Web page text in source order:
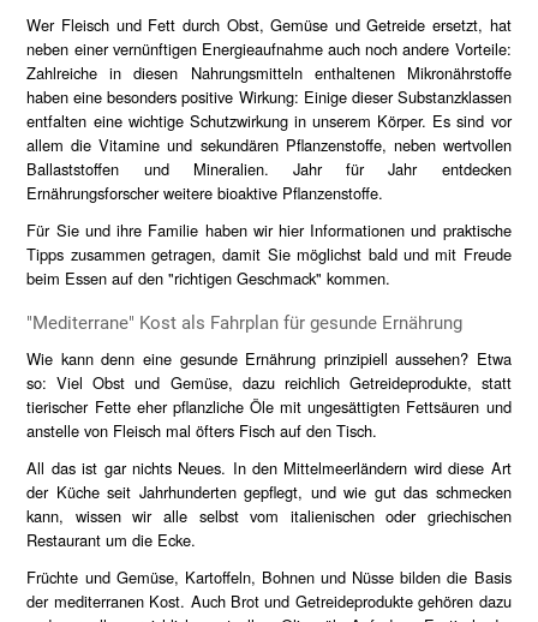
Wer Fleisch und Fett durch Obst, Gemüse und Getreide ersetzt, hat
neben einer vernünftigen Energieaufnahme auch noch andere Vorteile:
Zahlreiche in diesen Nahrungsmitteln enthaltenen Mikronährstoffe
haben eine besonders positive Wirkung: Einige dieser Substanzklassen
entfalten eine wichtige Schutzwirkung in unserem Körper. Es sind vor
allem die Vitamine und sekundären Pflanzenstoffe, neben wertvollen
Ballaststoffen und Mineralien. Jahr für Jahr entdecken
Ernährungsforscher weitere bioaktive Pflanzenstoffe.
Für Sie und ihre Familie haben wir hier Informationen und praktische
Tipps zusammen getragen, damit Sie möglichst bald und mit Freude
beim Essen auf den "richtigen Geschmack" kommen.
"Mediterrane" Kost als Fahrplan für gesunde Ernährung
Wie kann denn eine gesunde Ernährung prinzipiell aussehen? Etwa
so: Viel Obst und Gemüse, dazu reichlich Getreideprodukte, statt
tierischer Fette eher pflanzliche Öle mit ungesättigten Fettsäuren und
anstelle von Fleisch mal öfters Fisch auf den Tisch.
All das ist gar nichts Neues. In den Mittelmeerländern wird diese Art
der Küche seit Jahrhunderten gepflegt, und wie gut das schmecken
kann, wissen wir alle selbst vom italienischen oder griechischen
Restaurant um die Ecke.
Früchte und Gemüse, Kartoffeln, Bohnen und Nüsse bilden die Basis
der mediterranen Kost. Auch Brot und Getreideprodukte gehören dazu